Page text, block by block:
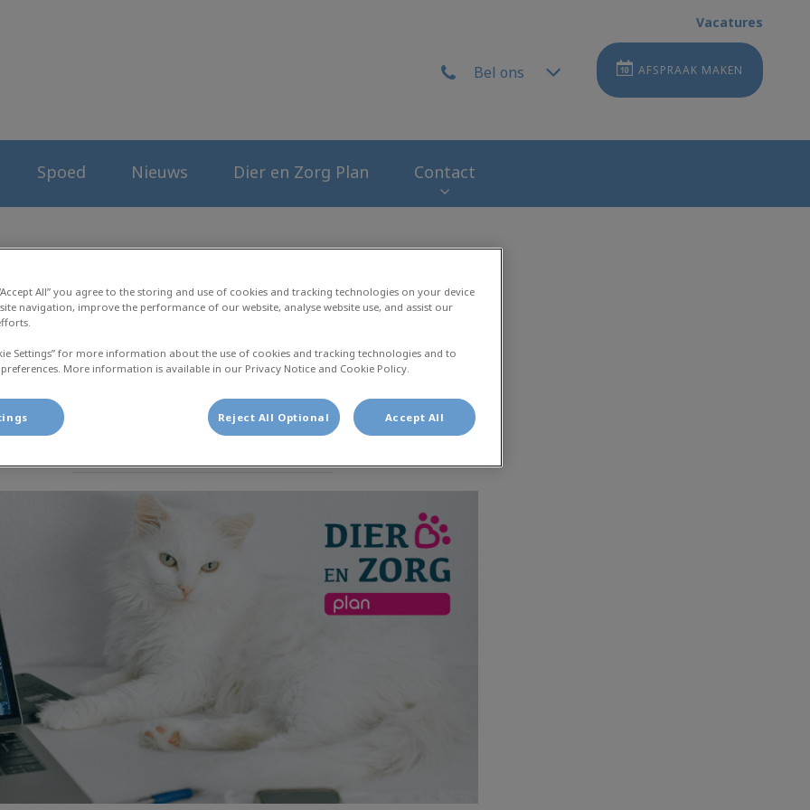
Vacatures
Bel ons AFSPRAAK MAKEN
Spoed Nieuws Dier en Zorg Plan Contact
Dier en Zorg Plan
aug 11 2021, 14:06
All” you agree to the storing and use of cookies and tracking technologies on your device
navigation, improve the performance of our website, analyse website use, and assist our
Settings” for more information about the use of cookies and tracking technologies and to
More information is available in our Privacy Notice and Cookie Policy.
Reject All Optional Accept All